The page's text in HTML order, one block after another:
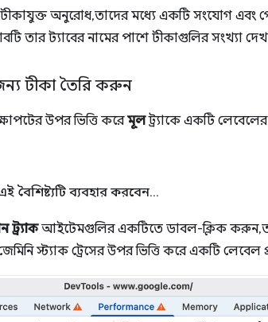
টীকাযুক্ত অনুরোধ, তাদের মধ্যে একটি সংযোগ
তার ট্যাবের নামের পাশে টীকাগুলির সংখ্যা
জন্য টীকা তৈরি করুন
উপর ভিত্তি করেমূলট্র্যাকে একটি লেবেলের
ব্যবহার করবেন...
ট্র্যাকআইটেমগুলির একটিতে ডাবল-ক্লিক করুন,
স্ট্যাক ট্রেসের উপর ভিত্তি করে একটি লেবেল